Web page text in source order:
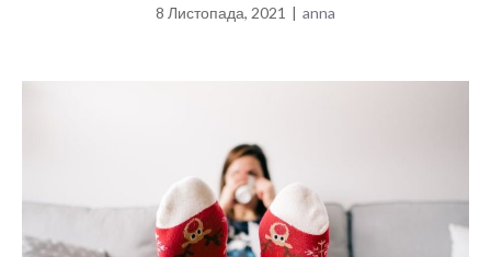
8 Листопада, 2021 | anna